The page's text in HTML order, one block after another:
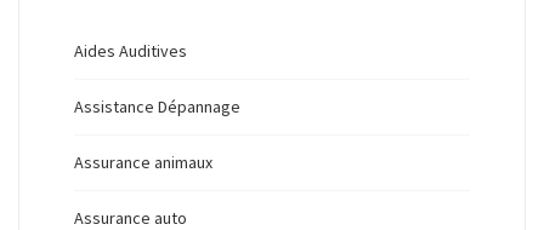
Aides Auditives
Assistance Dépannage
Assurance animaux
Assurance auto